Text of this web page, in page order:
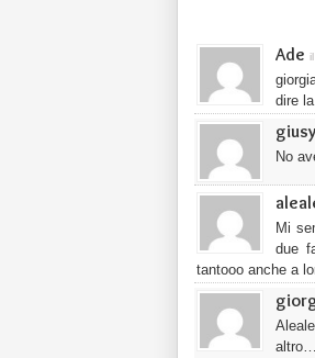
Ade
dire
No
Mi
due
tantooo anche a